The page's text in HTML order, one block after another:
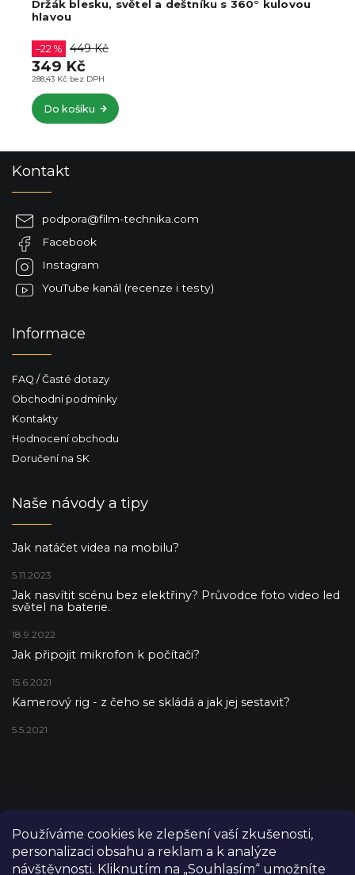
Používáme cookies ke zlepšení vaší zkušenosti,
personalizaci obsahu a reklam a k analýze
návštěvnosti. Kliknutím na „Souhlasím“ umožníte
Držák blesku, světel a deštníku s 360° kulovou
hlavou
288,43 Kč bez DPH
–22 % 449 Kč
349 Kč
Do košíku
Kontakt
podpora@film-technika.com
Facebook
Instagram
YouTube kanál (recenze i testy)
Informace
FAQ / Časté dotazy
Obchodní podmínky
Kontakty
Hodnocení obchodu
Doručení na SK
Naše návody a tipy
Jak natáčet videa na mobilu?
5.11.2023
Jak nasvítit scénu bez elektřiny? Průvodce foto video led
světel na baterie.
18.9.2022
Jak připojit mikrofon k počítači?
15.6.2021
Kamerový rig - z čeho se skládá a jak jej sestavit?
5.5.2021